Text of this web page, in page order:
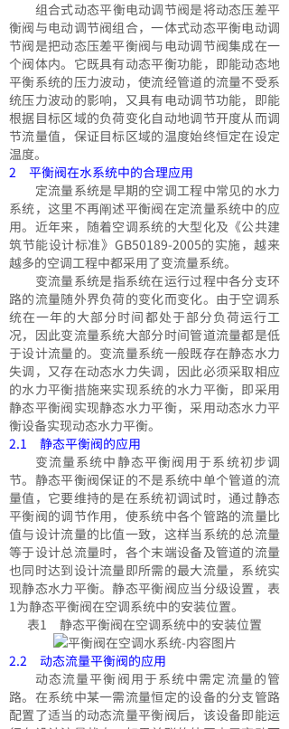
组合式动态平衡电动调节阀是将动态压差平
衡阀与电动调节阀组合，一体式动态平衡电动调
节阀是把动态压差平衡阀与电动调节阀集成在一
个阀体内。它既具有动态平衡功能，即能动态地
平衡系统的压力波动，使流经管道的流量不受系
统压力波动的影响，又具有电动调节功能，即能
根据目标区域的负荷变化自动地调节开度从而调
节流量值，保证目标区域的温度始终恒定在设定
温度。
2 平衡阀在水系统中的合理应用
定流量系统是早期的空调工程中常见的水力
系统，这里不再阐述平衡阀在定流量系统中的应
用。近年来，随着空调系统的大型化及《公共建
筑节能设计标准》GB50189-2005的实施，越来
越多的空调工程中都采用了变流量系统。
变流量系统是指系统在运行过程中各分支环
路的流量随外界负荷的变化而变化。由于空调系
统在一年的大部分时间都处于部分负荷运行工
况，因此变流量系统大部分时间管道流量都是低
于设计流量的。变流量系统一般既存在静态水力
失调，又存在动态水力失调，因此必须采取相应
的水力平衡措施来实现系统的水力平衡，即采用
静态平衡阀实现静态水力平衡，采用动态水力平
衡设备实现动态水力平衡。
2.1 静态平衡阀的应用
变流量系统中静态平衡阀用于系统初步调
节。静态平衡阀保证的不是系统中单个管道的流
量值，它要维持的是在系统初调试时，通过静态
平衡阀的调节作用，使系统中各个管路的流量比
值与设计流量的比值一致，这样当系统的总流量
等于设计总流量时，各个末端设备及管道的流量
也同时达到设计流量即所需的最大流量，系统实
现静态水力平衡。静态平衡阀应当分级设置，表
1为静态平衡阀在空调系统中的安装位置。
表1 静态平衡阀在空调系统中的安装位置
2.2 动态流量平衡阀的应用
动态流量平衡阀用于系统中需定流量的管
路。在系统中某一需流量恒定的设备的分支管路
配置了适当的动态流量平衡阀后，该设备即能运